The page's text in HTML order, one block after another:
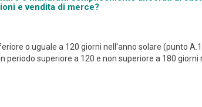
e vendita di merce?
o uguale a 120 giorni nell'anno solare (punto
superiore a 120 e non superiore a 180 giorni